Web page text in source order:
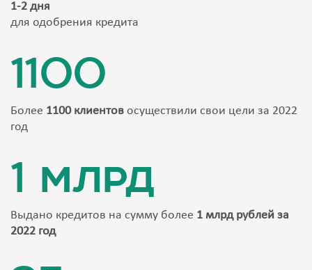
1-2 дня
для одобрения кредита
1100
Более 1100 клиентов осуществили свои цели за 2022
год
1 млрд
Выдано кредитов на сумму более 1 млрд рублей за
2022 год